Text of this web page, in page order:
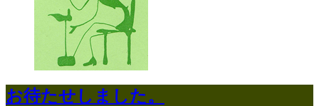
お待たせしました。